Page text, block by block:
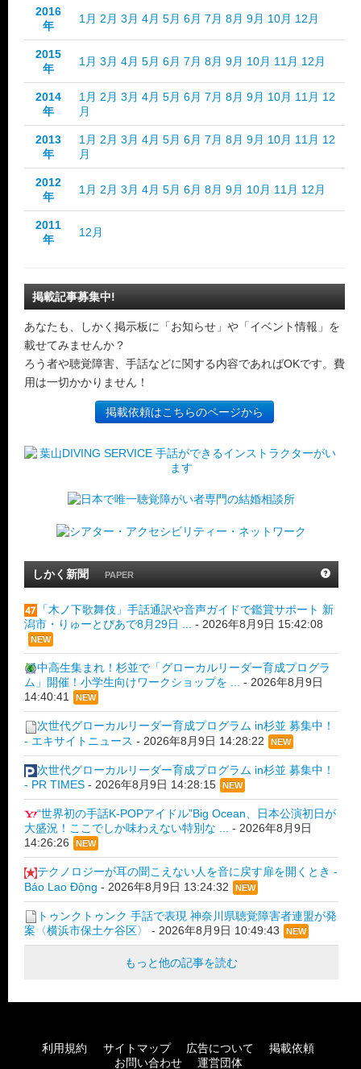
2016
年
1月 2月 3月 4月 5月 6月 7月 8月 9月 10月 12月
2015
年
1月 3月 4月 5月 6月 7月 8月 9月 10月 11月 12月
2014
年
1月 2月 3月 4月 5月 6月 7月 8月 9月 10月 11月 12
月
2013
年
1月 2月 3月 4月 5月 6月 7月 8月 9月 10月 11月 12
月
2012
年
1月 2月 3月 4月 5月 6月 8月 9月 10月 11月 12月
2011
年
12月
掲載記事募集中!
あなたも、しかく掲示板に「お知らせ」や「イベント情報」を
載せてみませんか？
ろう者や聴覚障害、手話などに関する内容であればOKです。費
用は一切かかりません！
掲載依頼はこちらのページから
しかく新聞 PAPER
「木ノ下歌舞伎」手話通訳や音声ガイドで鑑賞サポート 新
潟市・りゅーとぴあで8月29日 ...
- 2026年8月9日 15:42:08
NEW
中高生集まれ！杉並で「グローカルリーダー育成プログラ
ム」開催！小学生向けワークショップを ... - 2026年8月9日
14:40:41
NEW
次世代グローカルリーダー育成プログラム in杉並 募集中！
- エキサイトニュース - 2026年8月9日 14:28:22 NEW
次世代グローカルリーダー育成プログラム in杉並 募集中！
- PR TIMES - 2026年8月9日 14:28:15 NEW
“世界初の手話K-POPアイドル”Big Ocean、日本公演初日が
大盛況！ここでしか味わえない特別な ... - 2026年8月9日
14:26:26
NEW
テクノロジーが耳の聞こえない人を音に戻す扉を開くとき -
Báo Lao Động - 2026年8月9日 13:24:32 NEW
トゥンクトゥンク 手話で表現 神奈川県聴覚障害者連盟が発
案〈横浜市保土ケ谷区〉
- 2026年8月9日 10:49:43 NEW
もっと他の記事を読む
利用規約 サイトマップ 広告について
掲載依頼
お問い合わせ
運営団体